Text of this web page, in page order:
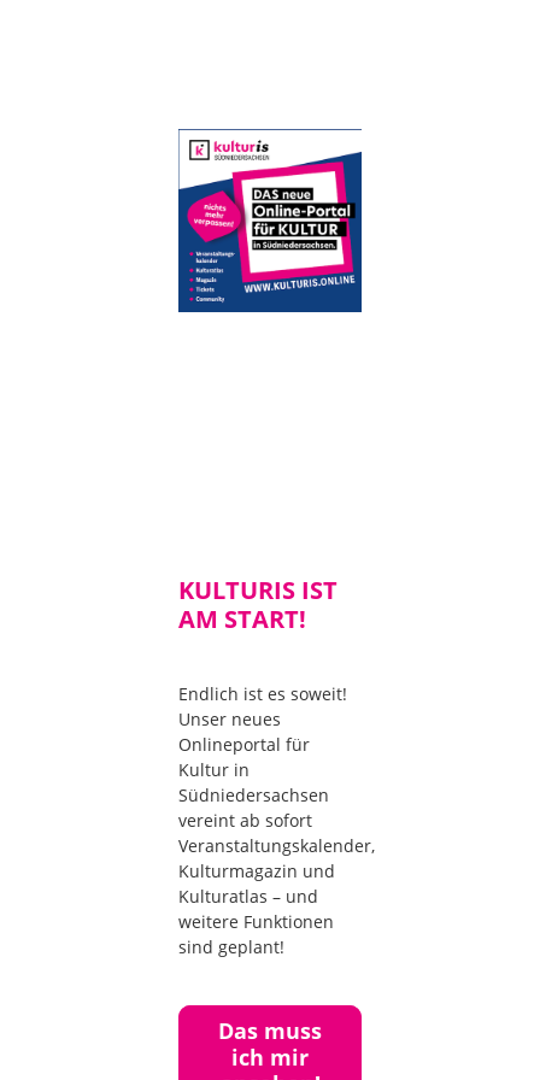
KULTURIS IST
AM START!
Endlich ist es soweit!
Unser neues
Onlineportal für
Kultur in
Südniedersachsen
vereint ab sofort
Veranstaltungskalender,
Kulturmagazin und
Kulturatlas – und
weitere Funktionen
sind geplant!
Das muss
ich mir